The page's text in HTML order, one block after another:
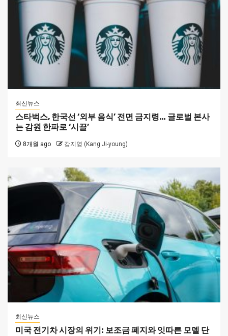
최신뉴스
스타벅스, 한국선 ‘외부 음식’ 전면 금지령… 글로벌 본사
는 감원 한파로 ‘시끌’
8개월 ago 강지영 (Kang Ji-young)
최신뉴스
미국 전기차 시장의 위기: 보조금 폐지와 잇따른 모델 단